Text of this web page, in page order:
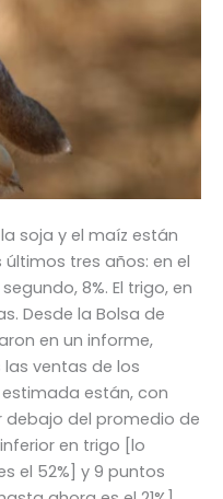
soja y el maíz están
tres años: en el
8%. El trigo, en
Desde la Bolsa de
en un informe,
ventas de los
están, con
debajo del promedio de
en trigo [lo
el 52%] y 9 puntos